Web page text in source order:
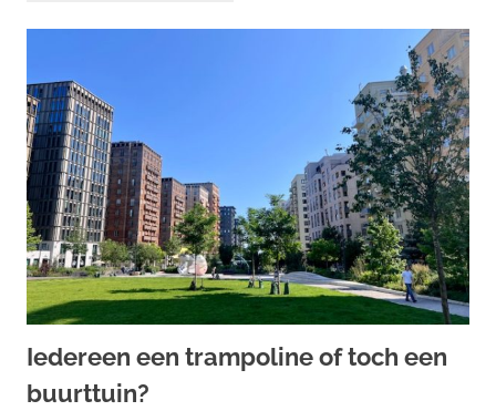
Iedereen een trampoline of toch een
buurttuin?